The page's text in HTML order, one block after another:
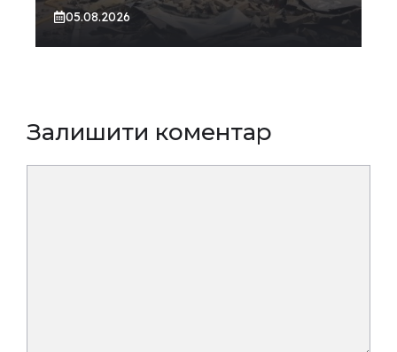
05.08.2026
Залишити коментар